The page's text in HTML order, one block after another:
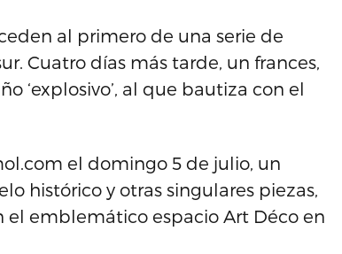
al primero de una serie de
Cuatro días más tarde, un frances,
‘explosivo’, al que bautiza con el
el domingo 5 de julio, un
histórico y otras singulares piezas,
el emblemático espacio Art Déco en